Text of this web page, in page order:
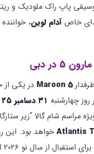
پاپ راک ملودیک و
خاص آدام لوین،
در دبی
Maroon 5 در یکی
چهارشنبه
مراسم شام گالا “زیر
Atlantis خواهد بود. این